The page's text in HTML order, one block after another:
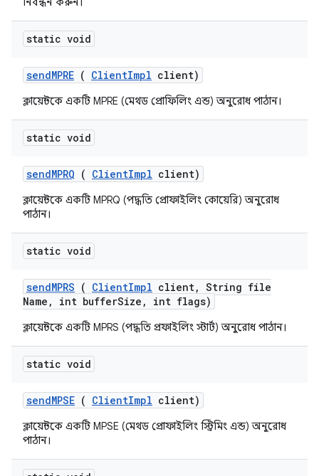
static void
sendMPRE ( ClientImpl client)
ক্লায়েন্টকে একটি MPRE (মেথড প্রোফিলিং এন্ড) অনুরোধ পাঠান।
static void
sendMPRQ ( ClientImpl client)
ক্লায়েন্টকে একটি MPRQ (পদ্ধতি প্রোফাইলিং কোয়েরি) অনুরোধ
পাঠান।
static void
sendMPRS ( ClientImpl client, String file
Name , int bufferSize , int flags)
ক্লায়েন্টকে একটি MPRS (পদ্ধতি প্রফাইলিং স্টার্ট) অনুরোধ পাঠান।
static void
sendMPSE ( ClientImpl client)
ক্লায়েন্টকে একটি MPSE (মেথড প্রোফাইলিং স্ট্রিমিং এন্ড) অনুরোধ
পাঠান।